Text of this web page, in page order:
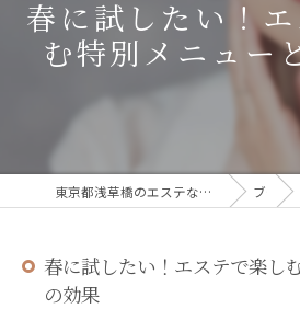
春に試したい！
む特別メニュー
東京都浅草橋のエステなら目の、シワとたるみのフェイシャル専門店 regalo ブログ
春に試したい！エステで楽し
の効果